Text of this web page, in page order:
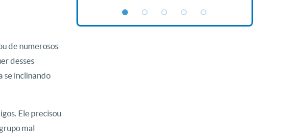
de numerosos
desses
se inclinando
Ele precisou
mal